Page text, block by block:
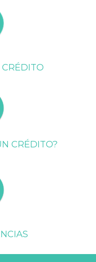
CRÉDITO?